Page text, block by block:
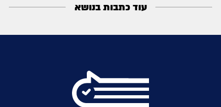
עוד כתבות בנושא